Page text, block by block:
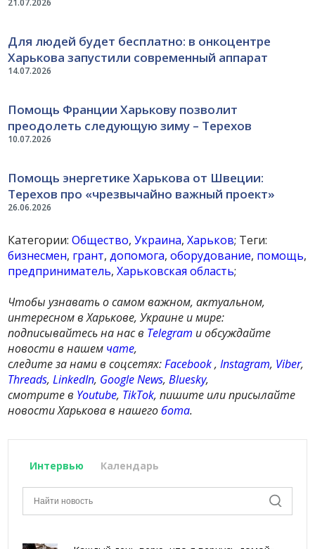
21.07.2026
14.07.2026
Для людей будет бесплатно: в онкоцентре
Харькова запустили современный аппарат
10.07.2026
Помощь Франции Харькову позволит
преодолеть следующую зиму – Терехов
26.06.2026
Помощь энергетике Харькова от Швеции:
Терехов про «чрезвычайно важный проект»
Категории:Общество,Украина,Харьков; Теги:
бизнесмен, грант,допомога,оборудование, помощь,
предприниматель,Харьковская область;
Чтобы узнавать о самом важном, актуальном,
интересном в Харькове, Украине и мире:
подписывайтесь на нас в Telegram и обсуждайте
новости в нашем чате,
следите за нами в соцсетях:Facebook,Instagram, Viber,
Threads,LinkedIn, Google News,Bluesky,
смотрите в Youtube, TikTok, пишите или присылайте
новости Харькова в нашегобота.
Интервью Календарь